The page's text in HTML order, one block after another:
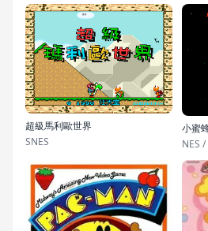
超級馬利歐世界
SNES
小蜜
NES